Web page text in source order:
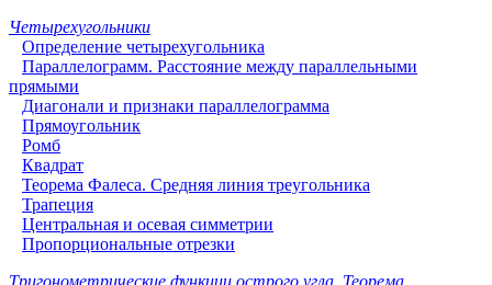
Четырехугольники
Определение четырехугольника
Параллелограмм. Расстояние между параллельными
прямыми
Диагонали и признаки параллелограмма
Прямоугольник
Ромб
Квадрат
Теорема Фалеса. Средняя линия треугольника
Трапеция
Центральная и осевая симметрии
Пропорциональные отрезки
Тригонометрические функции острого угла. Теорема